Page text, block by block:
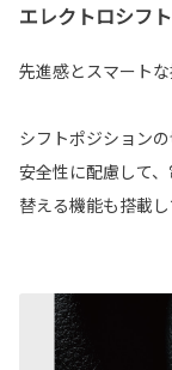
エレクトロシフ
先進感とスマートな
シフトポジション
安全性に配慮して
替える機能も搭載し